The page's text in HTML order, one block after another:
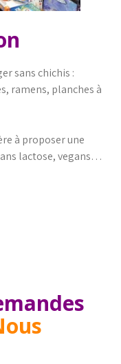
sans chichis :
ramens, planches à
à proposer une
lactose, vegans…